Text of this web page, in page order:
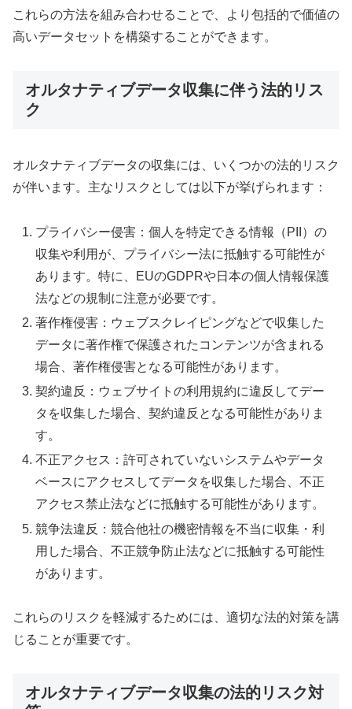
これらの方法を組み合わせることで、より包括的で価値の
高いデータセットを構築することができます。
オルタナティブデータ収集に伴う法的リス
ク
オルタナティブデータの収集には、いくつかの法的リスク
が伴います。主なリスクとしては以下が挙げられます：
プライバシー侵害：個人を特定できる情報（PII）の
収集や利用が、プライバシー法に抵触する可能性が
あります。特に、EUのGDPRや日本の個人情報保護
法などの規制に注意が必要です。
著作権侵害：ウェブスクレイピングなどで収集した
データに著作権で保護されたコンテンツが含まれる
場合、著作権侵害となる可能性があります。
契約違反：ウェブサイトの利用規約に違反してデー
タを収集した場合、契約違反となる可能性がありま
す。
不正アクセス：許可されていないシステムやデータ
ベースにアクセスしてデータを収集した場合、不正
アクセス禁止法などに抵触する可能性があります。
競争法違反：競合他社の機密情報を不当に収集・利
用した場合、不正競争防止法などに抵触する可能性
があります。
これらのリスクを軽減するためには、適切な法的対策を講
じることが重要です。
オルタナティブデータ収集の法的リスク対